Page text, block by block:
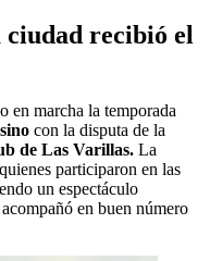
recibió el
en marcha la temporada
con la disputa de la
de Las Varillas. La
participaron en las
un espectáculo
en buen número